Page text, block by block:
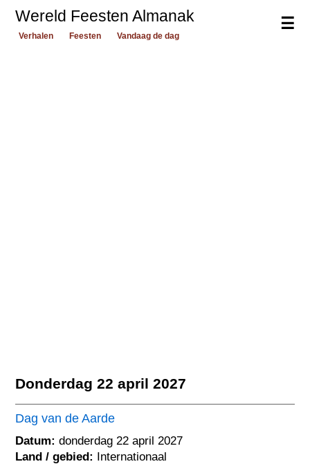
☰
Wereld Feesten Almanak
Verhalen Feesten Vandaag de dag
Donderdag 22 april 2027
Dag van de Aarde
Datum: donderdag 22 april 2027
Land / gebied: Internationaal